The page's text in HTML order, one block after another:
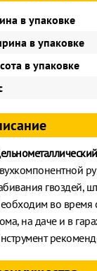
в упаковке
в упаковке
в упаковке
гвоздей,
во время
на даче и в